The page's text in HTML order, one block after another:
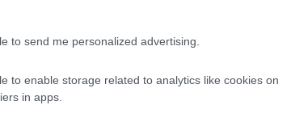
to send me personalized advertising.
to enable storage related to analytics like cookies on
in apps.